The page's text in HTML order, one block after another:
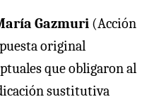
Gazmuri (Acción
original
que obligaron al
sustitutiva